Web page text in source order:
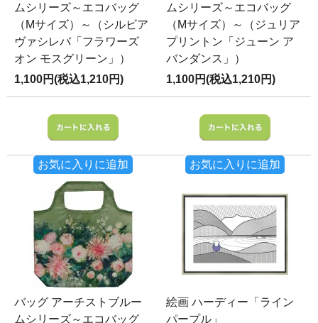
ムシリーズ～エコバッグ
（Mサイズ）～（シルビア
ヴァシレバ「フラワーズ
オン モスグリーン」）
1,100円(税込1,210円)
お気に入りに追加
ムシリーズ～エコバッグ
（Mサイズ）～（ジュリア
プリントン「ジューン ア
バンダンス」）
1,100円(税込1,210円)
お気に入りに追加
バッグ アーチストブルー
ムシリーズ～エコバッグ
絵画 ハーディー「ライン
パープル」